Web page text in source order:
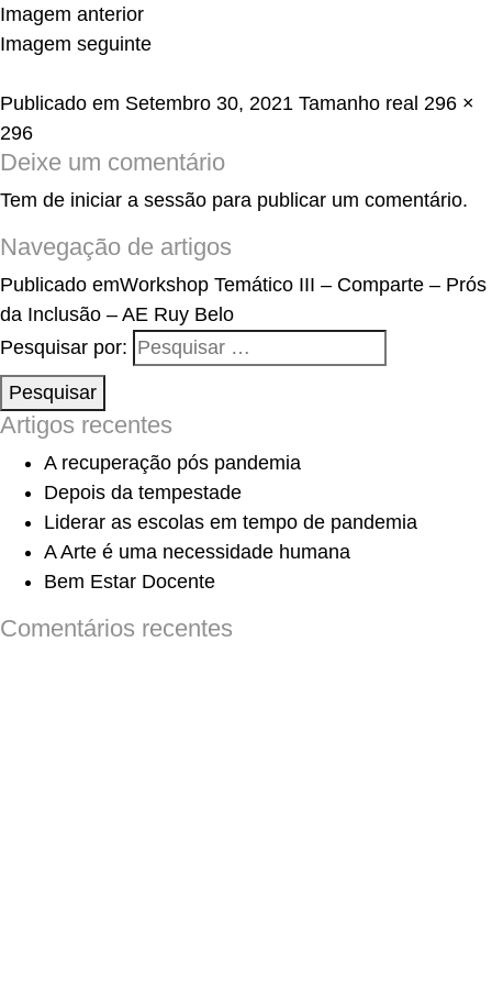
Imagem anterior
Imagem seguinte
Publicado em Setembro 30, 2021 Tamanho real 296 ×
296
Deixe um comentário
Tem de iniciar a sessão para publicar um comentário.
Navegação de artigos
Publicado emWorkshop Temático III – Comparte – Prós
da Inclusão – AE Ruy Belo
Pesquisar por:
Pesquisar
Artigos recentes
A recuperação pós pandemia
Depois da tempestade
Liderar as escolas em tempo de pandemia
A Arte é uma necessidade humana
Bem Estar Docente
Comentários recentes